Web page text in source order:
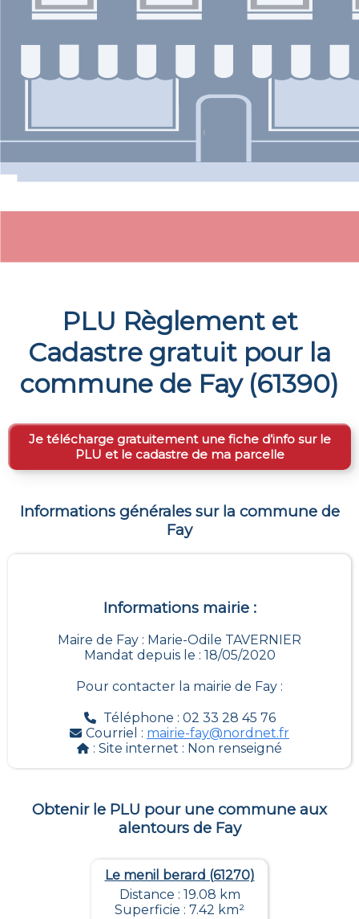
PLU Règlement et
Cadastre gratuit pour la
commune de Fay(61390)
Je télécharge gratuitement une fiche d’info sur le
PLU et le cadastre de ma parcelle
Informations générales sur la commune de
Fay
Informations mairie :
Maire de Fay : Marie-Odile TAVERNIER
Mandat depuis le : 18/05/2020
Pour contacter la mairie de Fay :
Téléphone : 02 33 28 45 76
Courriel : mairie-fay@nordnet.fr
: Site internet : Non renseigné
Obtenir le PLU pour une commune aux
alentours de Fay
Le menil berard (61270)
Distance : 19.08 km
Superficie : 7.42 km²